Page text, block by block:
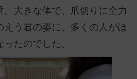
。大きな体で、爪切りに全力
えう君の姿に、多くの人がほ
たのでした。